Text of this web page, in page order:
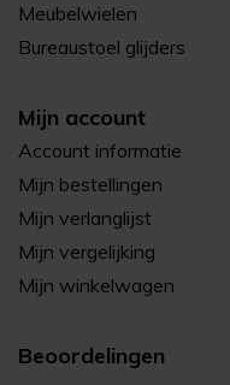
Meubelwielen
Bureaustoel glijders
Mijn account
Account informatie
Mijn bestellingen
Mijn verlanglijst
Mijn vergelijking
Mijn winkelwagen
Beoordelingen